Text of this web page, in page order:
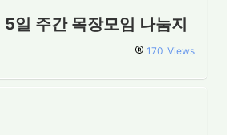
일 주간 목장모임 나눔지
170 Views